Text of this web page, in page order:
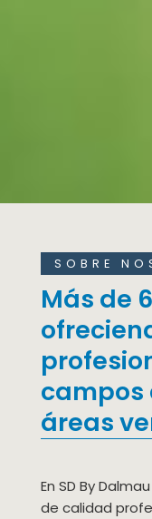
SOBRE
Más de
campos
áreas
En SD By
de calidad